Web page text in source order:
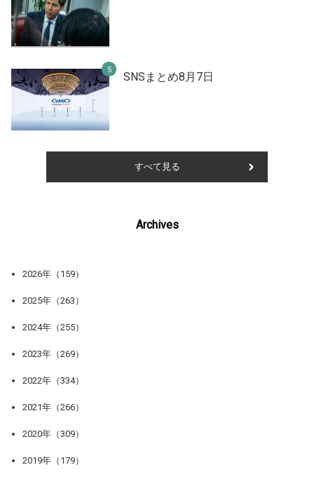
SNSまとめ8月7日
すべて見る
Archives
2026年（159）
2025年（263）
2024年（255）
2023年（269）
2022年（334）
2021年（266）
2020年（309）
2019年（179）